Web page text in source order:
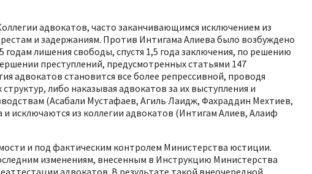
адвокатов, часто заканчивающимся исключением из
и задержаниям. Против Интигама Алиева было возбуждено
лишения свободы, спустя 1,5 года заключения, по решению
преступлений, предусмотренных статьями 147
адвокатов становится все более репрессивной, проводя
либо наказывая адвокатов за их выступления и
(Асабали Мустафаев, Агиль Лаидж, Фахраддин Мехтиев,
исключаются из коллегии адвокатов (Интигам Алиев, Алаиф
и под фактическим контролем Министерства юстиции.
изменениям, внесенным в Инструкцию Министерства